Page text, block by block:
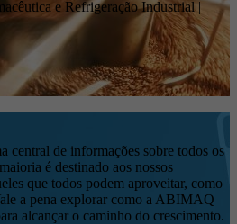
e Refrigeração Industrial |
central de informações sobre todos os
é destinado aos nossos
que todos podem aproveitar, como
a pena explorar como a ABIMAQ
alcançar o caminho do crescimento.